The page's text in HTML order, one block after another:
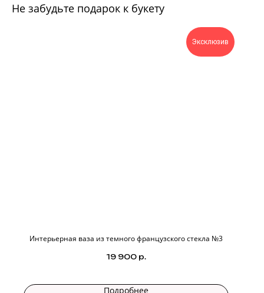
Не забудьте подарок к букету
Эксклюзив
Интерьерная ваза из темного французского стекла №3
19 900 р.
Подробнее